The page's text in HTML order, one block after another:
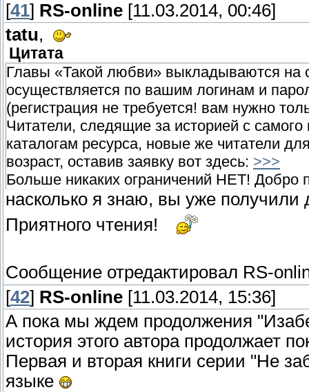
[41] RS-online [11.03.2014, 00:46]
tatu,
Цитата
Главы «Такой любви» выкладываются на
осуществляется по вашим логинам и
(регистрация не требуется! вам нужно
Читатели, следящие за историей с
каталогам ресурса, новые же читатели
возраст, оставив заявку вот здесь: >>>
Больше никаких ограничений НЕТ! Добро
насколько я знаю, вы уже получили
Приятного чтения!
Сообщение отредактировал RS-
[42] RS-online [11.03.2014, 15:36]
А пока мы ждем продолжения
история этого автора продолжает
Первая и вторая книги серии "Не
языке